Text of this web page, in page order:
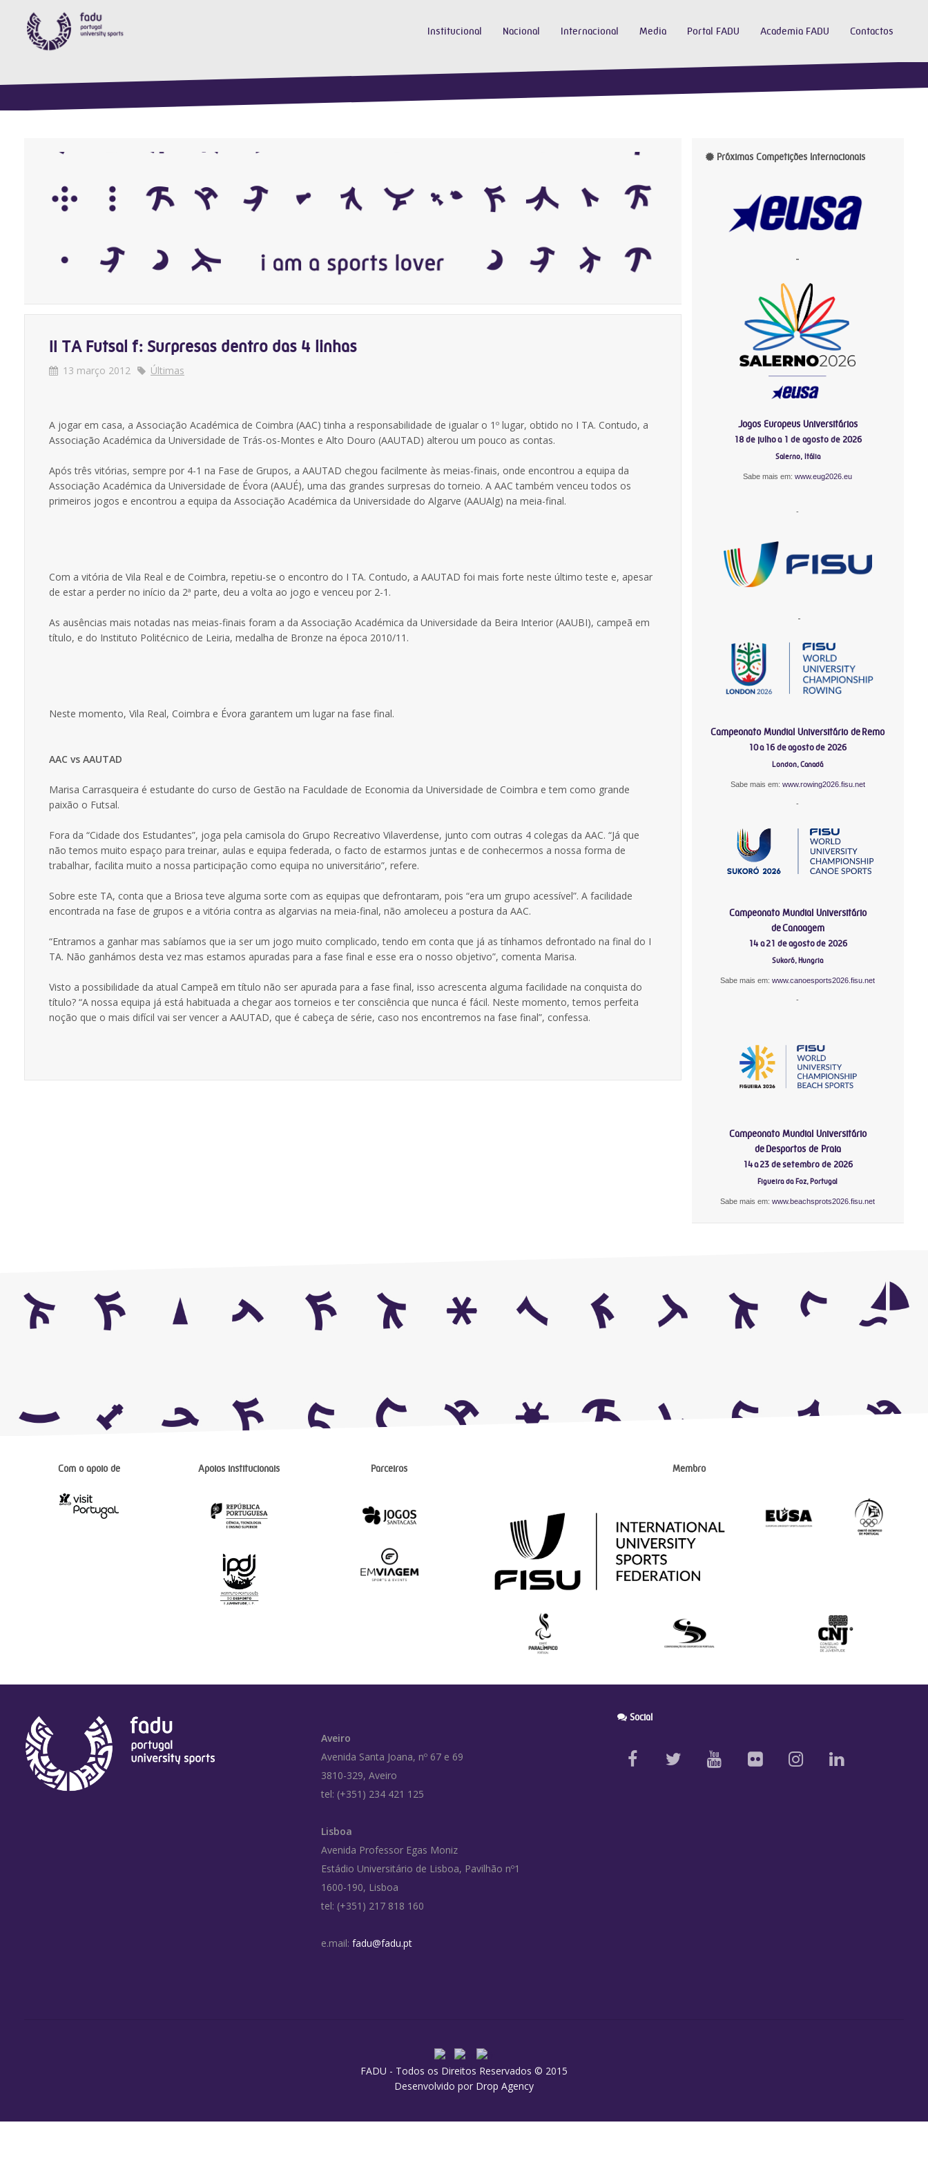
Institucional Nacional Internacional Media Portal FADU Academia FADU Contactos
II TA Futsal f: Surpresas dentro das 4 linhas
13 março 2012 Últimas
A jogar em casa, a Associação Académica de Coimbra (AAC) tinha a responsabilidade de igualar o 1º lugar, obtido no I TA. Contudo, a
Associação Académica da Universidade de Trás-os-Montes e Alto Douro (AAUTAD) alterou um pouco as contas.
Após três vitórias, sempre por 4-1 na Fase de Grupos, a AAUTAD chegou facilmente às meias-finais, onde encontrou a equipa da
Associação Académica da Universidade de Évora (AAUÉ), uma das grandes surpresas do torneio. A AAC também venceu todos os
primeiros jogos e encontrou a equipa da Associação Académica da Universidade do Algarve (AAUAlg) na meia-final.
Com a vitória de Vila Real e de Coimbra, repetiu-se o encontro do I TA. Contudo, a AAUTAD foi mais forte neste último teste e, apesar
de estar a perder no início da 2ª parte, deu a volta ao jogo e venceu por 2-1.
As ausências mais notadas nas meias-finais foram a da Associação Académica da Universidade da Beira Interior (AAUBI), campeã em
título, e do Instituto Politécnico de Leiria, medalha de Bronze na época 2010/11.
Neste momento, Vila Real, Coimbra e Évora garantem um lugar na fase final.
AAC vs AAUTAD
Marisa Carrasqueira é estudante do curso de Gestão na Faculdade de Economia da Universidade de Coimbra e tem como grande
paixão o Futsal.
Fora da “Cidade dos Estudantes”, joga pela camisola do Grupo Recreativo Vilaverdense, junto com outras 4 colegas da AAC. “Já que
não temos muito espaço para treinar, aulas e equipa federada, o facto de estarmos juntas e de conhecermos a nossa forma de
trabalhar, facilita muito a nossa participação como equipa no universitário”, refere.
Sobre este TA, conta que a Briosa teve alguma sorte com as equipas que defrontaram, pois “era um grupo acessível”. A facilidade
encontrada na fase de grupos e a vitória contra as algarvias na meia-final, não amoleceu a postura da AAC.
“Entramos a ganhar mas sabíamos que ia ser um jogo muito complicado, tendo em conta que já as tínhamos defrontado na final do I
TA. Não ganhámos desta vez mas estamos apuradas para a fase final e esse era o nosso objetivo”, comenta Marisa.
Visto a possibilidade da atual Campeã em título não ser apurada para a fase final, isso acrescenta alguma facilidade na conquista do
título? “A nossa equipa já está habituada a chegar aos torneios e ter consciência que nunca é fácil. Neste momento, temos perfeita
noção que o mais difícil vai ser vencer a AAUTAD, que é cabeça de série, caso nos encontremos na fase final”, confessa.
Próximas Competições Internacionais
-
Jogos Europeus Universitários
18 de julho a 1 de agosto de 2026
Salerno, Itália
Sabe mais em:www.eug2026.eu
-
-
Campeonato Mundial Universitário de Remo
10 a 16 de agosto de 2026
London, Canadá
Sabe mais em: www.rowing2026.fisu.net
-
Campeonato Mundial Universitário
de Canoagem
14 a 21 de agosto de 2026
Sukoró, Hungria
Sabe mais em:www.canoesports2026.fisu.net
-
Campeonato Mundial Universitário
de Desportos de Praia
14 a 23 de setembro de 2026
Figueira da Foz, Portugal
Sabe mais em:www.beachsprots2026.fisu.net
Com o apoio de Apoios institucionais Parceiros Membro
Aveiro
Avenida Santa Joana, nº 67 e 69
3810-329, Aveiro
tel: (+351) 234 421 125
Lisboa
Avenida Professor Egas Moniz
Estádio Universitário de Lisboa, Pavilhão nº1
1600-190, Lisboa
tel: (+351) 217 818 160
e.mail: fadu@fadu.pt
Social
FADU - Todos os Direitos Reservados © 2015
Desenvolvido por Drop Agency